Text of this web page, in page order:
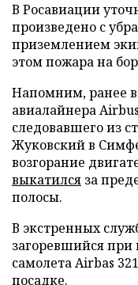
В Росавиации
произведено с
приземлением
этом пожара на
Напомним, ранее в
авиалайнера
следовавшего из
Жуковский в
возгорание
выкатился за
полосы.
В экстренных
загоревшийся при
самолета Airbas 321
посадке.